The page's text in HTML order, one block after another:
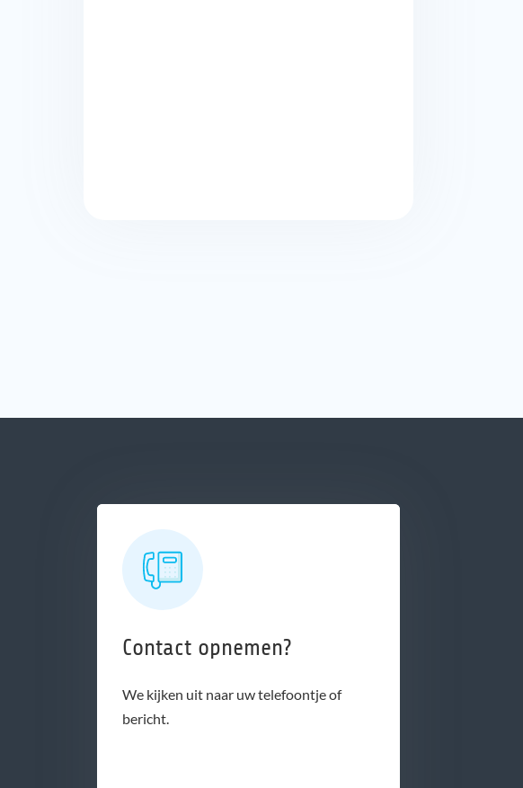
Contact opnemen?
We kijken uit naar uw telefoontje of
bericht.